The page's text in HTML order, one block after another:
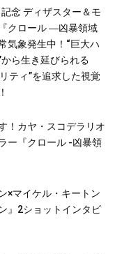
念 ディザスター＆モ
クロール ―凶暴領域
気象発生中！“巨大ハ
から生き延びられる
ティ”を追求した視覚
！カヤ・スコデラリオ
ー『クロール -凶暴領
×マイケル・キートン
』2ショットインタビ